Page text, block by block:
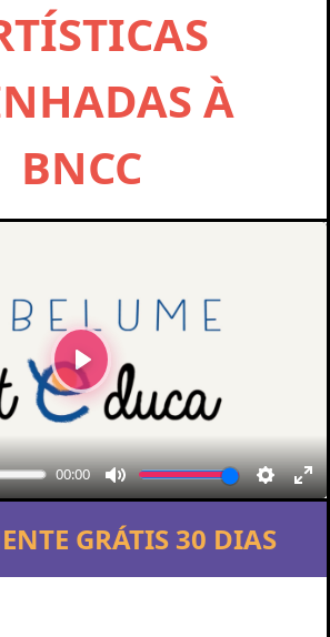
À
BNCC
00:00
Mudo
Reproduzir
GRÁTIS 30 DIAS